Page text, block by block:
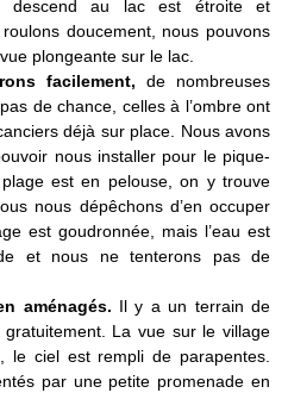
descend au lac est étroite et
doucement, nous pouvons
plongeante sur le lac.
facilement, de nombreuses
de chance, celles à l’ombre ont
déjà sur place. Nous avons
nous installer pour le pique-
est en pelouse, on y trouve
nous dépêchons d’en occuper
est goudronnée, mais l’eau est
et nous ne tenterons pas de
aménagés. Il y a un terrain de
La vue sur le village
le ciel est rempli de parapentes.
par une petite promenade en